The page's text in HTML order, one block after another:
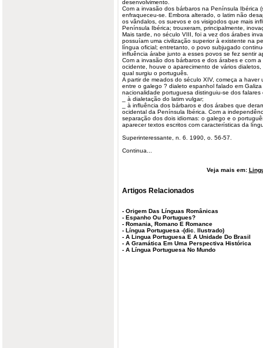
desenvolvimento.
Com a invasão dos bárbaros na Península Ibérica
enfraqueceu-se. Embora alterado, o latim não
os vândalos, os suevos e os visigodos que mais
Península Ibérica; trouxeram, principalmente,
Mais tarde, no século VIII, foi a vez dos árabes
possuíam uma civilização superior à existente na
língua oficial; entretanto, o povo subjugado
influência árabe junto a esses povos se fez sentir
Com a invasão dos bárbaros e dos árabes e com
ocidente, houve o aparecimento de vários
qual surgiu o português.
A partir de meados do século XIV, começa a haver
entre o galego ? dialeto espanhol falado em
nacionalidade portuguesa distinguiu-se dos
_ à dialetação do latim vulgar;
_ à influência dos bárbaros e dos árabes que
ocidental da Península Ibérica. Com a
separação dos dois idiomas: o galego e o
aparecer textos escritos com características da
Superinteressante, n. 6. 1990, o. 56-57.
Continua...
Veja mais em:
Artigos Relacionados
- Origem Das Línguas Românicas
- Espanho Ou Portugues?
- Romania, Romano E Romance
- Língua Portuguesa -(dic. Ilustrado)
- A Lingua Portuguesa E A Unidade Do Brasil
- A Gramática Em Uma Perspectiva Histórica
- A Língua Portuguesa No Mundo